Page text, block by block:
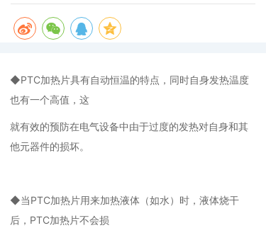
◆PTC加热片具有自动恒温的特点，同时自身发热温度
也有一个高值，这
就有效的预防在电气设备中由于过度的发热对自身和其
他元器件的损坏。
◆当PTC加热片用来加热液体（如水）时，液体烧干
后，PTC加热片不会损